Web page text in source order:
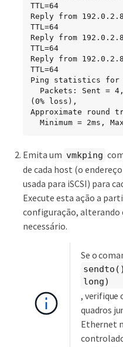
TTL=64
Reply from
TTL=64
Reply from
TTL=64
Reply from
TTL=64
Ping statistics for
(0% loss),
Approximate
Minimum = 2ms,
Emita um vmkping
de cada host (o
usada para iSCSI) para
Execute esta ação a
configuração, alterando
necessário.
Se o
long)
, verifique
quadros
Ethernet